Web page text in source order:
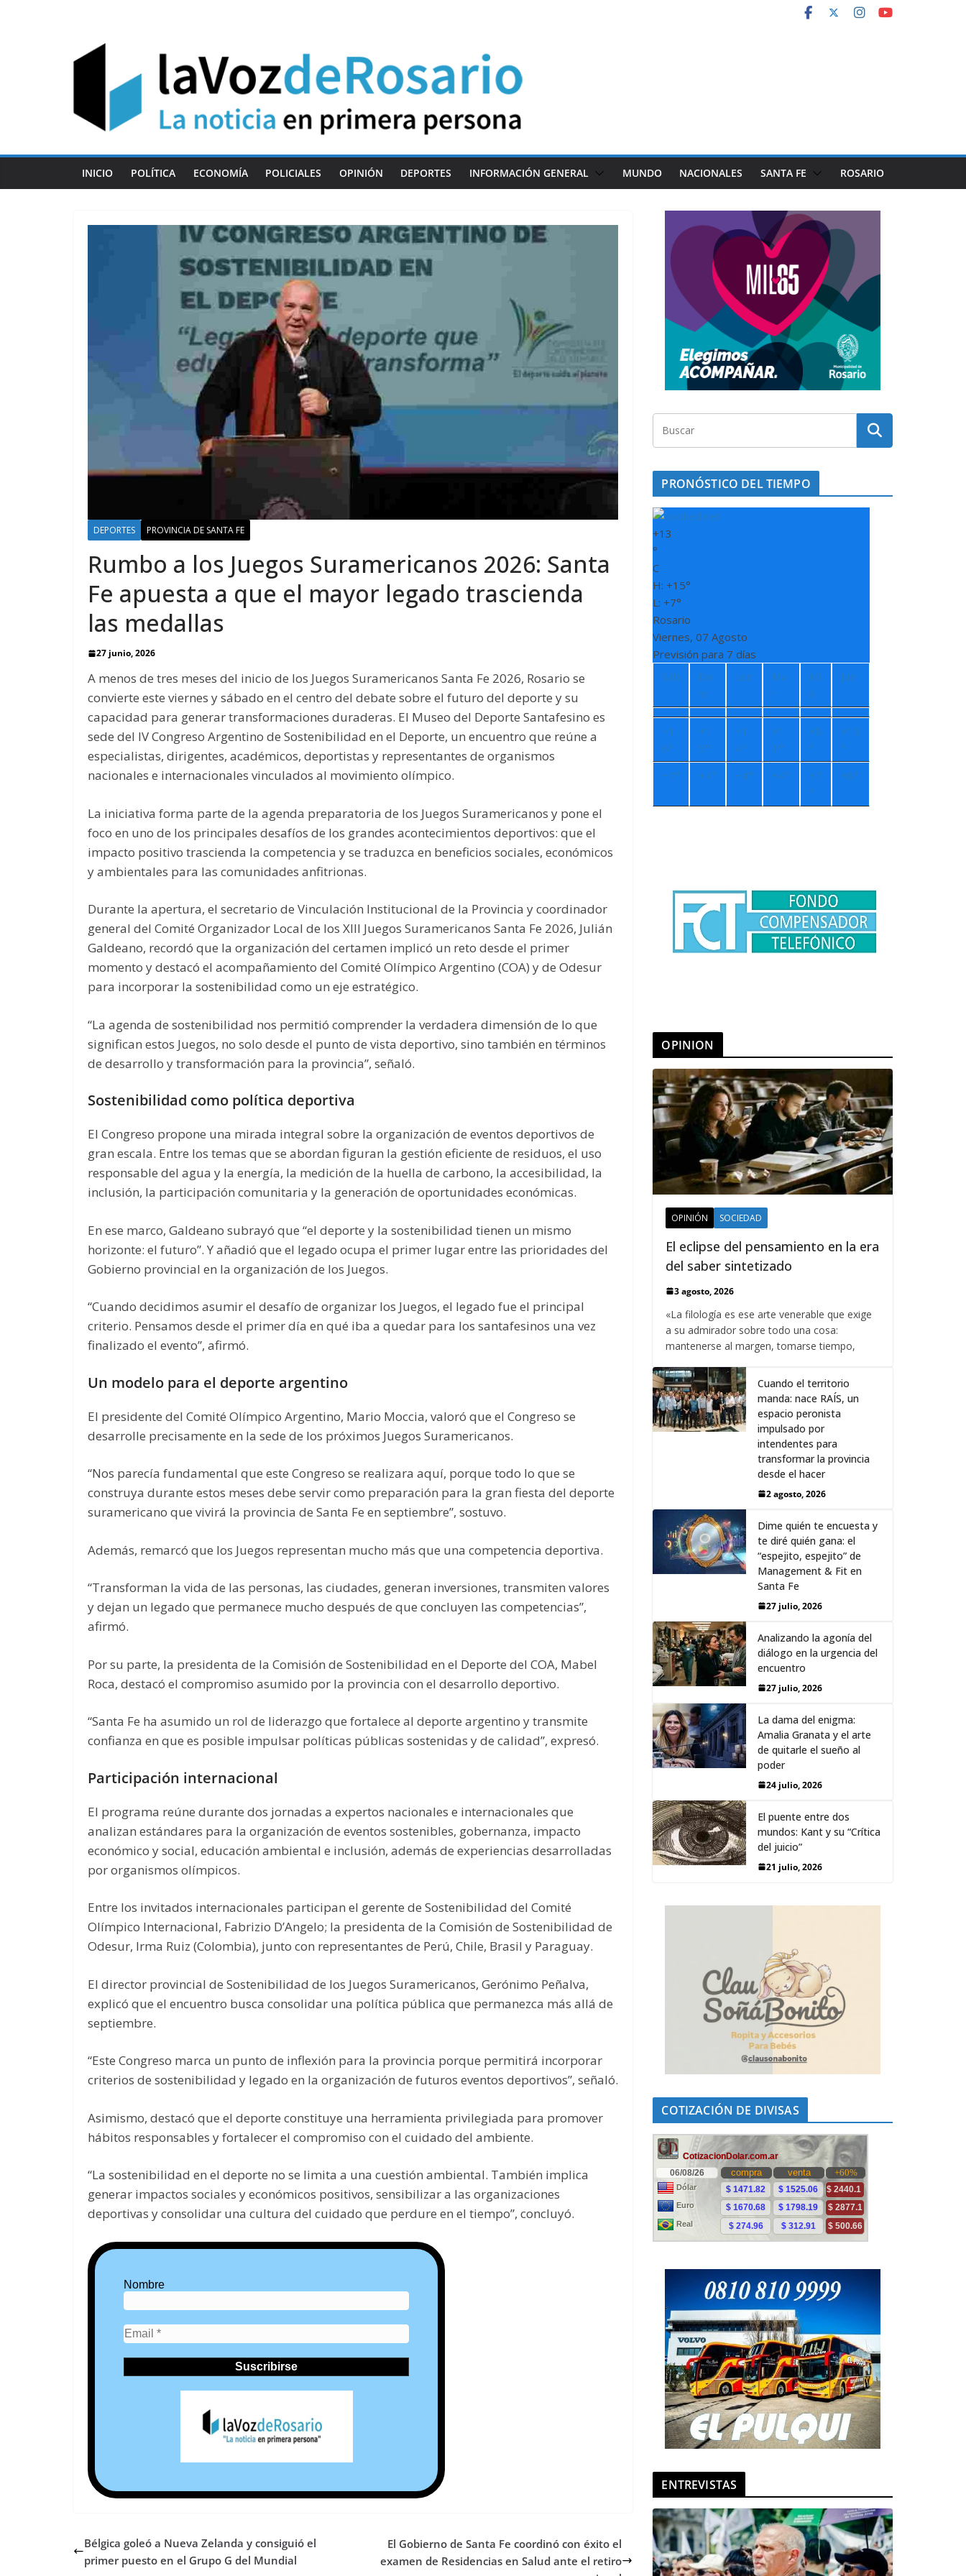
INICIO POLÍTICA ECONOMÍA POLICIALES OPINIÓN DEPORTES INFORMACIÓN GENERAL MUNDO NACIONALES SANTA FE ROSARIO
DEPORTES PROVINCIA DE SANTA FE
Rumbo a los Juegos Suramericanos 2026: Santa
Fe apuesta a que el mayor legado trascienda
las medallas
27 junio, 2026
A menos de tres meses del inicio de los Juegos Suramericanos Santa Fe 2026, Rosario se
convierte este viernes y sábado en el centro del debate sobre el futuro del deporte y su
capacidad para generar transformaciones duraderas. El Museo del Deporte Santafesino es
sede del IV Congreso Argentino de Sostenibilidad en el Deporte, un encuentro que reúne a
especialistas, dirigentes, académicos, deportistas y representantes de organismos
nacionales e internacionales vinculados al movimiento olímpico.
La iniciativa forma parte de la agenda preparatoria de los Juegos Suramericanos y pone el
foco en uno de los principales desafíos de los grandes acontecimientos deportivos: que el
impacto positivo trascienda la competencia y se traduzca en beneficios sociales, económicos
y ambientales para las comunidades anfitrionas.
Durante la apertura, el secretario de Vinculación Institucional de la Provincia y coordinador
general del Comité Organizador Local de los XIII Juegos Suramericanos Santa Fe 2026, Julián
Galdeano, recordó que la organización del certamen implicó un reto desde el primer
momento y destacó el acompañamiento del Comité Olímpico Argentino (COA) y de Odesur
para incorporar la sostenibilidad como un eje estratégico.
“La agenda de sostenibilidad nos permitió comprender la verdadera dimensión de lo que
significan estos Juegos, no solo desde el punto de vista deportivo, sino también en términos
de desarrollo y transformación para la provincia”, señaló.
Sostenibilidad como política deportiva
El Congreso propone una mirada integral sobre la organización de eventos deportivos de
gran escala. Entre los temas que se abordan figuran la gestión eficiente de residuos, el uso
responsable del agua y la energía, la medición de la huella de carbono, la accesibilidad, la
inclusión, la participación comunitaria y la generación de oportunidades económicas.
En ese marco, Galdeano subrayó que “el deporte y la sostenibilidad tienen un mismo
horizonte: el futuro”. Y añadió que el legado ocupa el primer lugar entre las prioridades del
Gobierno provincial en la organización de los Juegos.
“Cuando decidimos asumir el desafío de organizar los Juegos, el legado fue el principal
criterio. Pensamos desde el primer día en qué iba a quedar para los santafesinos una vez
finalizado el evento”, afirmó.
Un modelo para el deporte argentino
El presidente del Comité Olímpico Argentino, Mario Moccia, valoró que el Congreso se
desarrolle precisamente en la sede de los próximos Juegos Suramericanos.
“Nos parecía fundamental que este Congreso se realizara aquí, porque todo lo que se
construya durante estos meses debe servir como preparación para la gran fiesta del deporte
suramericano que vivirá la provincia de Santa Fe en septiembre”, sostuvo.
Además, remarcó que los Juegos representan mucho más que una competencia deportiva.
“Transforman la vida de las personas, las ciudades, generan inversiones, transmiten valores
y dejan un legado que permanece mucho después de que concluyen las competencias”,
afirmó.
Por su parte, la presidenta de la Comisión de Sostenibilidad en el Deporte del COA, Mabel
Roca, destacó el compromiso asumido por la provincia con el desarrollo deportivo.
“Santa Fe ha asumido un rol de liderazgo que fortalece al deporte argentino y transmite
confianza en que es posible impulsar políticas públicas sostenidas y de calidad”, expresó.
Participación internacional
El programa reúne durante dos jornadas a expertos nacionales e internacionales que
analizan estándares para la organización de eventos sostenibles, gobernanza, impacto
económico y social, educación ambiental e inclusión, además de experiencias desarrolladas
por organismos olímpicos.
Entre los invitados internacionales participan el gerente de Sostenibilidad del Comité
Olímpico Internacional, Fabrizio D’Angelo; la presidenta de la Comisión de Sostenibilidad de
Odesur, Irma Ruiz (Colombia), junto con representantes de Perú, Chile, Brasil y Paraguay.
El director provincial de Sostenibilidad de los Juegos Suramericanos, Gerónimo Peñalva,
explicó que el encuentro busca consolidar una política pública que permanezca más allá de
septiembre.
“Este Congreso marca un punto de inflexión para la provincia porque permitirá incorporar
criterios de sostenibilidad y legado en la organización de futuros eventos deportivos”, señaló.
Asimismo, destacó que el deporte constituye una herramienta privilegiada para promover
hábitos responsables y fortalecer el compromiso con el cuidado del ambiente.
“La sostenibilidad en el deporte no se limita a una cuestión ambiental. También implica
generar impactos sociales y económicos positivos, sensibilizar a las organizaciones
deportivas y consolidar una cultura del cuidado que perdure en el tiempo”, concluyó.
Nombre
Bélgica goleó a Nueva Zelanda y consiguió el
primer puesto en el Grupo G del Mundial
El Gobierno de Santa Fe coordinó con éxito el
examen de Residencias en Salud ante el retiro
PRONÓSTICO DEL TIEMPO
+13
°
C
H:+15°
L:+7°
Rosario
Viernes, 07 Agosto
Previsión para 7 días
Sáb
Do
m
Lun
Ma
r
Mi
é
Jue
+1
6°
+1
5°
+1
4°
+1
1°
+8
°
+13
°
+7° +4° +4° +4° +7
°
+8°
OPINION
OPINIÓN SOCIEDAD
El eclipse del pensamiento en la era
del saber sintetizado
3 agosto, 2026
«La filología es ese arte venerable que exige
a su admirador sobre todo una cosa:
mantenerse al margen, tomarse tiempo,
Cuando el territorio
manda: nace RAÍS, un
espacio peronista
impulsado por
intendentes para
transformar la provincia
desde el hacer
2 agosto, 2026
Dime quién te encuesta y
te diré quién gana: el
“espejito, espejito” de
Management & Fit en
Santa Fe
27 julio, 2026
Analizando la agonía del
diálogo en la urgencia del
encuentro
27 julio, 2026
La dama del enigma:
Amalia Granata y el arte
de quitarle el sueño al
poder
24 julio, 2026
El puente entre dos
mundos: Kant y su “Crítica
del juicio”
21 julio, 2026
COTIZACIÓN DE DIVISAS
ENTREVISTAS